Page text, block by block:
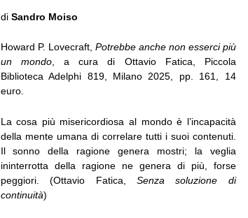
di Sandro Moiso
Howard P. Lovecraft, Potrebbe anche non esserci più
un mondo, a cura di Ottavio Fatica, Piccola
Biblioteca Adelphi 819, Milano 2025, pp. 161, 14
euro.
La cosa più misericordiosa al mondo è l’incapacità
della mente umana di correlare tutti i suoi contenuti.
Il sonno della ragione genera mostri; la veglia
ininterrotta della ragione ne genera di più, forse
peggiori. (Ottavio Fatica, Senza soluzione di
continuità)